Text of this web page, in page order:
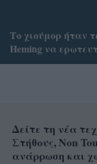
Το χιούμορ ήταν
Heming να
Δείτε τη νέα
Στήθους, Non
ανάρρωση και